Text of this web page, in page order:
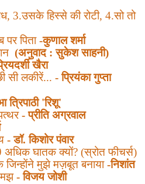
3.उसके हिस्से की रोटी, 4.सो तो
पर पिता -कुणाल शर्मा
(अनुवाद : सुकेश साहनी)
खैरा
सी लकीरें... - प्रियंका गुप्ता
त्रिपाठी'रिशू'
- प्रीति अग्रवाल
- डॉ. किशोर पंवार
अधिक घातक क्यों? (स्रोत फीचर्स)
जिन्होंने मुझे मज़बूत बनाया-निशांत
- विजय जोशी